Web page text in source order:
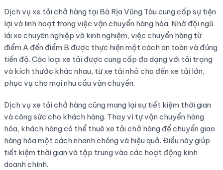
Dịch vụ xe tải chở hàng tại Bà Rịa Vũng Tàu cung cấp sự tiện
lợi và linh hoạt trong việc vận chuyển hàng hóa. Nhờ đội ngũ
lái xe chuyên nghiệp và kinh nghiệm, việc chuyển hàng từ
điểm A đến điểm B được thực hiện một cách an toàn và đúng
tiến độ. Các loại xe tải được cung cấp đa dạng với tải trọng
và kích thước khác nhau, từ xe tải nhỏ cho đến xe tải lớn,
phục vụ cho mọi nhu cầu vận chuyển.
Dịch vụ xe tải chở hàng cũng mang lại sự tiết kiệm thời gian
và công sức cho khách hàng. Thay vì tự vận chuyển hàng
hóa, khách hàng có thể thuê xe tải chở hàng để chuyển giao
hàng hóa một cách nhanh chóng và hiệu quả. Điều này giúp
tiết kiệm thời gian và tập trung vào các hoạt động kinh
doanh chính.